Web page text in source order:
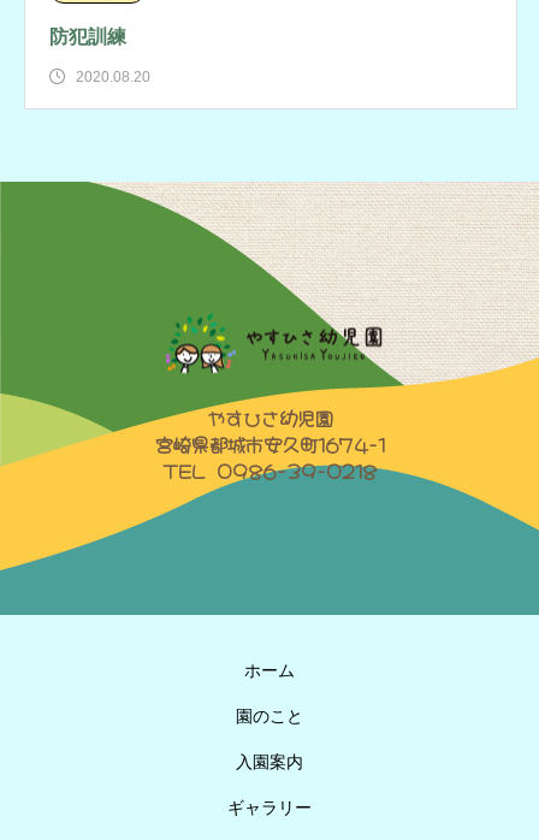
防犯訓練
2020.08.20
やすひさ幼児園
宮崎県都城市安久町1674-1
TEL 0986-39-0218
ホーム
園のこと
入園案内
ギャラリー